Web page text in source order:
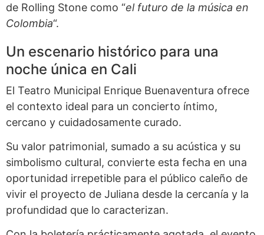
de Rolling Stone como “el futuro de la música en
Colombia“.
Un escenario histórico para una
noche única en Cali
El Teatro Municipal Enrique Buenaventura ofrece
el contexto ideal para un concierto íntimo,
cercano y cuidadosamente curado.
Su valor patrimonial, sumado a su acústica y su
simbolismo cultural, convierte esta fecha en una
oportunidad irrepetible para el público caleño de
vivir el proyecto de Juliana desde la cercanía y la
profundidad que lo caracterizan.